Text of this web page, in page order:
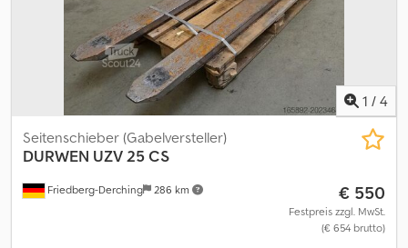
1 / 4
Friedberg-Derching 286 km
Seitenschieber (Gabelversteller)
DURWEN UZV 25 CS
€ 550
Festpreis zzgl. MwSt.
(€ 654 brutto)